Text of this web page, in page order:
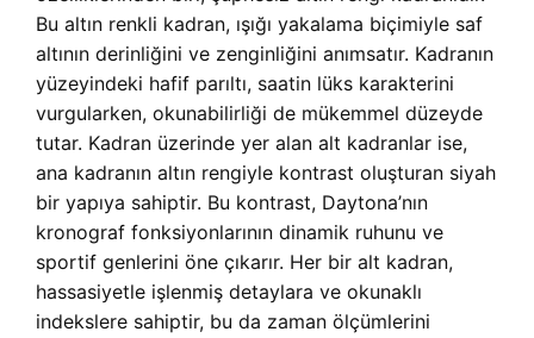
Bu altın renkli kadran, ışığı yakalama biçimiyle saf
altının derinliğini ve zenginliğini anımsatır. Kadranın
yüzeyindeki hafif parıltı, saatin lüks karakterini
vurgularken, okunabilirliği de mükemmel düzeyde
tutar. Kadran üzerinde yer alan alt kadranlar ise,
ana kadranın altın rengiyle kontrast oluşturan siyah
bir yapıya sahiptir. Bu kontrast, Daytona’nın
kronograf fonksiyonlarının dinamik ruhunu ve
sportif genlerini öne çıkarır. Her bir alt kadran,
hassasiyetle işlenmiş detaylara ve okunaklı
indekslere sahiptir, bu da zaman ölçümlerini